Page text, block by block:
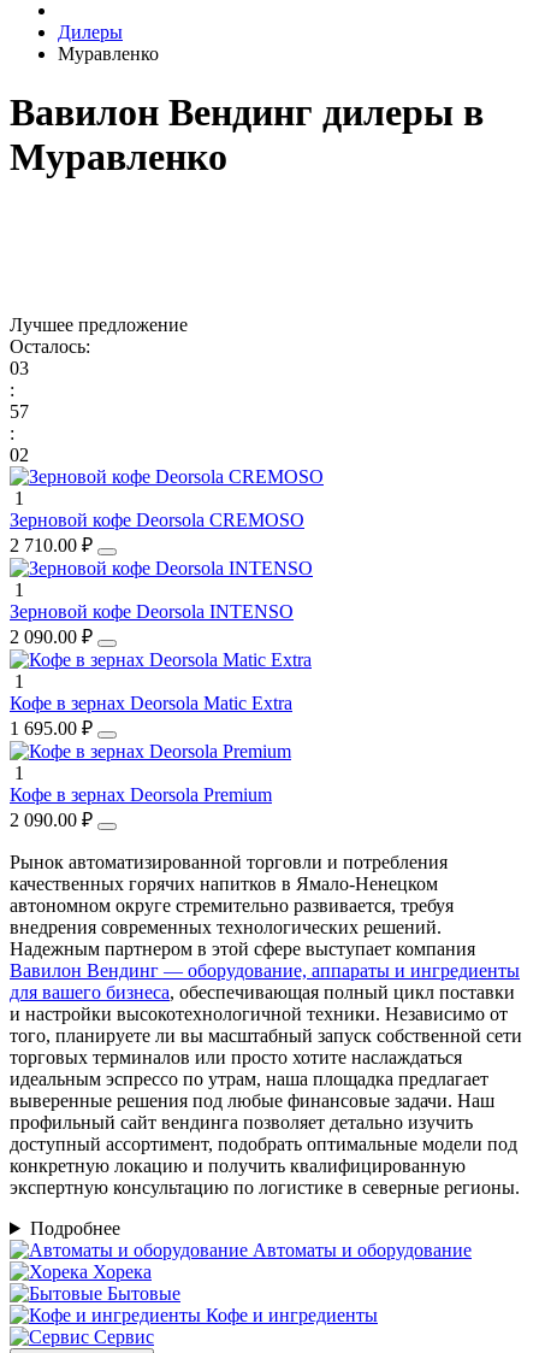
Дилеры
Муравленко
Вавилон Вендинг дилеры в
Муравленко
Лучшее предложение
Осталось:
03
:
57
:
02
1
Зерновой кофе Deorsola CREMOSO
2 710.00 ₽
1
Зерновой кофе Deorsola INTENSO
2 090.00 ₽
1
Кофе в зернах Deorsola Matic Extra
1 695.00 ₽
1
Кофе в зернах Deorsola Premium
2 090.00 ₽
Рынок автоматизированной торговли и потребления
качественных горячих напитков в Ямало-Ненецком
автономном округе стремительно развивается, требуя
внедрения современных технологических решений.
Надежным партнером в этой сфере выступает компания
Вавилон Вендинг — оборудование, аппараты и ингредиенты
для вашего бизнеса, обеспечивающая полный цикл поставки
и настройки высокотехнологичной техники. Независимо от
того, планируете ли вы масштабный запуск собственной сети
торговых терминалов или просто хотите наслаждаться
идеальным эспрессо по утрам, наша площадка предлагает
выверенные решения под любые финансовые задачи. Наш
профильный сайт вендинга позволяет детально изучить
доступный ассортимент, подобрать оптимальные модели под
конкретную локацию и получить квалифицированную
экспертную консультацию по логистике в северные регионы.
Подробнее
Автоматы и оборудование
Хорека
Бытовые
Кофе и ингредиенты
Сервис